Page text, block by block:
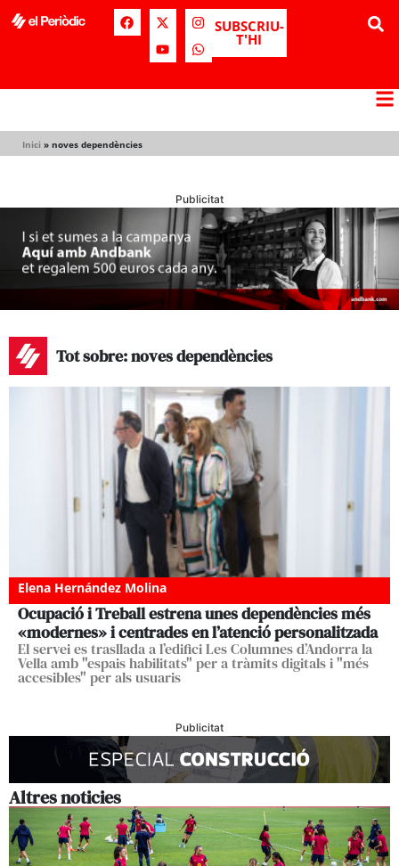
SUBSCRIU-
T'HI
Inici » noves dependències
Publicitat
Tot sobre: noves dependències
Elena Hernández Molina
Ocupació i Treball estrena unes dependències més
«modernes» i centrades en l’atenció personalitzada
El servei es trasllada a l’edifici Les Columnes d’Andorra la
Vella amb "espais habilitats" per a tràmits digitals i "més
accesibles" per als usuaris
Publicitat
Altres noticies